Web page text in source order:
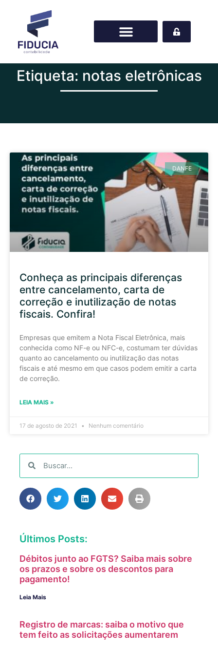
Etiqueta: notas eletrônicas
DANFE
Conheça as principais diferenças
entre cancelamento, carta de
correção e inutilização de notas
fiscais. Confira!
Empresas que emitem a Nota Fiscal Eletrônica, mais
conhecida como NF-e ou NFC-e, costumam ter dúvidas
quanto ao cancelamento ou inutilização das notas
fiscais e até mesmo em que casos podem emitir a carta
de correção.
LEIA MAIS »
17 de agosto de 2021 Nenhum comentário
Últimos Posts:
Débitos junto ao FGTS? Saiba mais sobre
os prazos e sobre os descontos para
pagamento!
Leia Mais
Registro de marcas: saiba o motivo que
tem feito as solicitações aumentarem